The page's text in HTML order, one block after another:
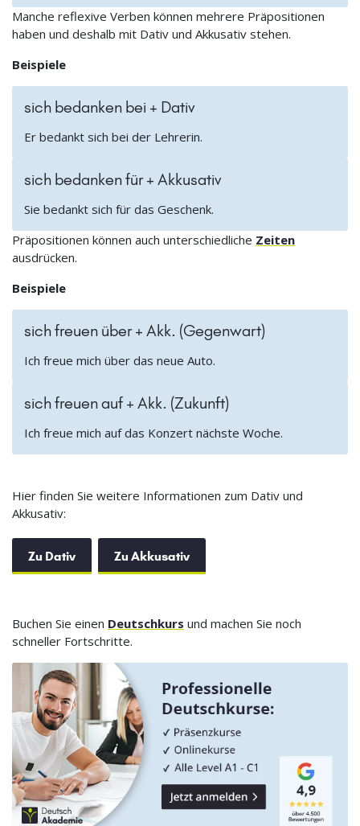
Manche reflexive Verben können mehrere Präpositionen
haben und deshalb mit Dativ und Akkusativ stehen.
Beispiele
sich bedanken bei + Dativ
Er bedankt sich bei der Lehrerin.
sich bedanken für + Akkusativ
Sie bedankt sich für das Geschenk.
Präpositionen können auch unterschiedliche Zeiten
ausdrücken.
Beispiele
sich freuen über + Akk. (Gegenwart)
Ich freue mich über das neue Auto.
sich freuen auf + Akk. (Zukunft)
Ich freue mich auf das Konzert nächste Woche.
Hier finden Sie weitere Informationen zum Dativ und
Akkusativ:
Zu Dativ Zu Akkusativ
Buchen Sie einen Deutschkurs und machen Sie noch
schneller Fortschritte.